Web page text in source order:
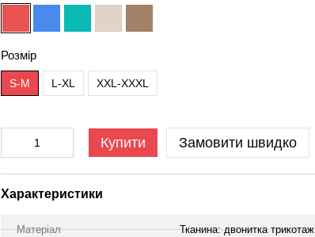
Розмір
S-M L-XL XXL-XXXL
Купити Замовити швидко
Характеристики
Матеріал Тканина: двонитка трикотаж